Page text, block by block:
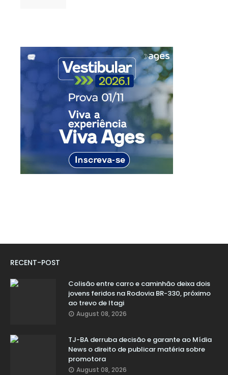
RECENT-POST
Colisão entre carro e caminhão deixa dois
jovens feridos na Rodovia BR-330, próximo
ao trevo de Itagi
August 08, 2026
TJ-BA derruba decisão e garante ao Mídia
News o direito de publicar matéria sobre
promotora
August 08, 2026